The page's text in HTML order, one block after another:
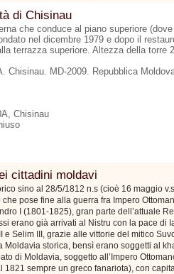
di Chisinau
che conduce al piano superiore
nel dicembre 1979 e dopo il
terrazza superiore. Altezza della torre
Chisinau. MD-2009. Repubblica
Chisinau
cittadini moldavi
sino al 28/5/1812 n.s (cioè 16 maggio
pose fine alla guerra fra Impero
I (1801-1825), gran parte dell’attuale
erano già arrivati al Nistru con la pace di
Selim III, grazie alle vittorie del mitico
Moldavia storica, bensì erano soggetti al
di Moldavia, soggetto all’Impero
1821 sempre un greco fanariota), con